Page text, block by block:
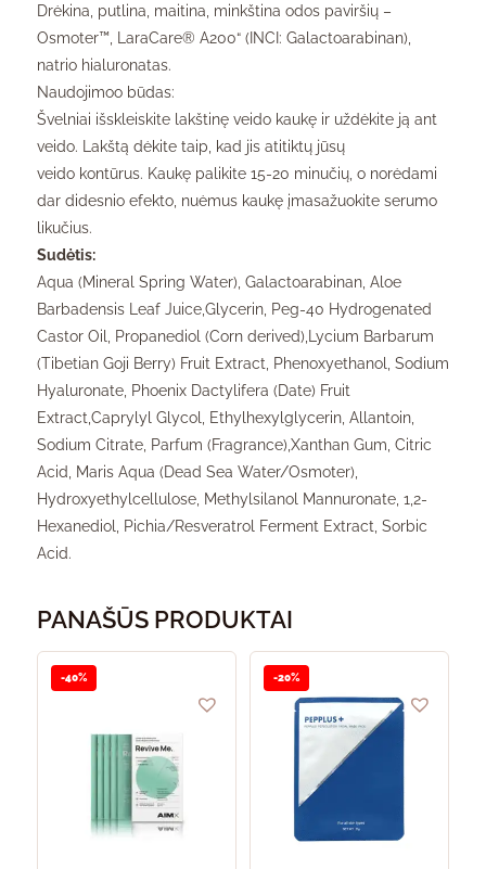
Drėkina, putlina, maitina, minkština odos paviršių –
Osmoter™, LaraCare® A200“ (INCI: Galactoarabinan),
natrio hialuronatas.
Naudojimoo būdas:
Švelniai išskleiskite lakštinę veido kaukę ir uždėkite ją ant
veido. Lakštą dėkite taip, kad jis atitiktų jūsų
veido kontūrus. Kaukę palikite 15-20 minučių, o norėdami
dar didesnio efekto, nuėmus kaukę įmasažuokite serumo
likučius.
Sudėtis:
Aqua (Mineral Spring Water), Galactoarabinan, Aloe
Barbadensis Leaf Juice,Glycerin, Peg-40 Hydrogenated
Castor Oil, Propanediol (Corn derived),Lycium Barbarum
(Tibetian Goji Berry) Fruit Extract, Phenoxyethanol, Sodium
Hyaluronate, Phoenix Dactylifera (Date) Fruit
Extract,Caprylyl Glycol, Ethylhexylglycerin, Allantoin,
Sodium Citrate, Parfum (Fragrance),Xanthan Gum, Citric
Acid, Maris Aqua (Dead Sea Water/Osmoter),
Hydroxyethylcellulose, Methylsilanol Mannuronate, 1,2-
Hexanediol, Pichia/Resveratrol Ferment Extract, Sorbic
Acid.
PANAŠŪS PRODUKTAI
-40%
This
-20%